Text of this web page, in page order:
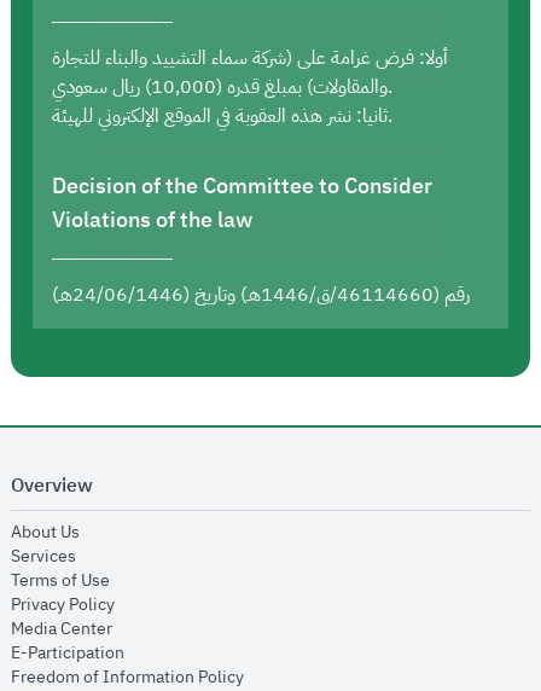
أولا: فرض غرامة على (شركة سماء التشييد والبناء للتجارة
والمقاولات) بمبلغ قدره (10,000) ريال سعودي.
ثانيا: نشر هذه العقوبة في الموقع الإلكتروني للهيئة.
Decision of the Committee to Consider
Violations of the law
رقم (46114660/ق/1446هـ) وتاريخ (24/06/1446هـ)
Overview
About Us
Services
Terms of Use
Privacy Policyopens in new window
Media Centeropens in new window
E-Participation
Freedom of Information Policyopens in new window